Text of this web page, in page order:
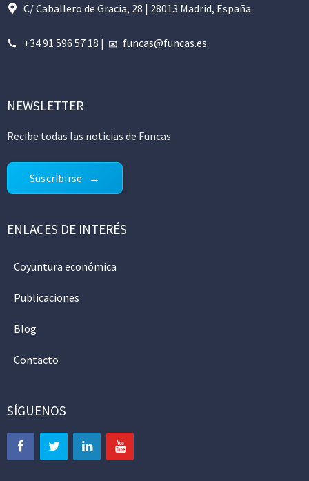
C/ Caballero de Gracia, 28 | 28013 Madrid, España
+34 91 596 57 18 | funcas@funcas.es
NEWSLETTER
Recibe todas las noticias de Funcas
Suscribirse
ENLACES DE INTERÉS
Coyuntura económica
Publicaciones
Blog
Contacto
SÍGUENOS